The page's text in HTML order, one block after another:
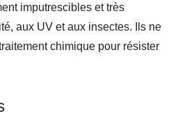
imputrescibles et très
aux UV et aux insectes. Ils ne
chimique pour résister